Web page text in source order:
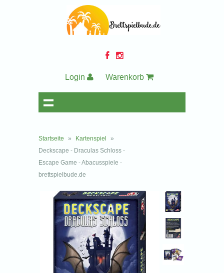
Login Warenkorb
Startseite » Kartenspiel
»
Deckscape - Draculas Schloss -
Escape Game - Abacusspiele -
brettspielbude.de